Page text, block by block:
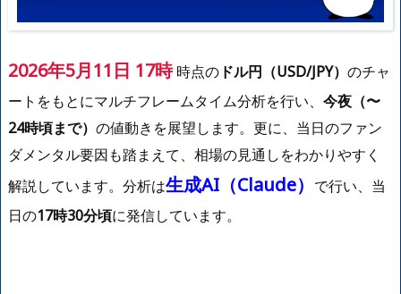
2026年5月11日 17時 時点の ドル円（USD/JPY） のチャ
ートをもとにマルチフレームタイム分析を行い、 今夜（〜
24時頃まで） の値動きを展望します。更に、当日のファン
ダメンタル要因も踏まえて、相場の見通しをわかりやすく
解説しています。分析は生成AI（Claude） で行い、当
日の17時30分頃に発信しています。